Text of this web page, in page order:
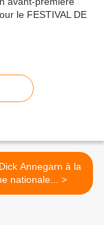
Scène nationale... >